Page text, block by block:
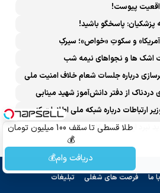
طلا قسطی تا سقف 100 میلیون تومان
💰
دریافت وام💰
پیوست!
پزشکیان: پاسخگو باشید!
و سکوتِ «خواص»؛ سیرکِ
اشک ها و نجواهای نیمه شب
درباره جلسات شعام خلاف امنیت ملی
از دفتر دانش‌آموز شهید مینابی
درباره شبکه ملی اطلاعات که
نبرد ایران و آمریکا
ما فرصت های شغلی تبلیغات